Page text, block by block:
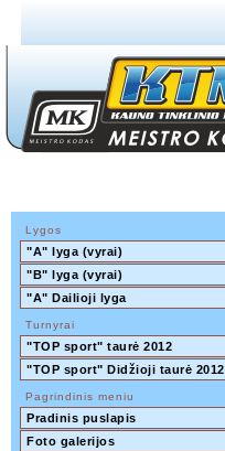
Lygos
"A" lyga (vyrai)
"B" lyga (vyrai)
"A" Dailioji lyga
Turnyrai
"TOP sport" taurė 2012
"TOP sport" Didžioji taurė 2012
Pagrindinis meniu
Pradinis puslapis
Foto galerijos